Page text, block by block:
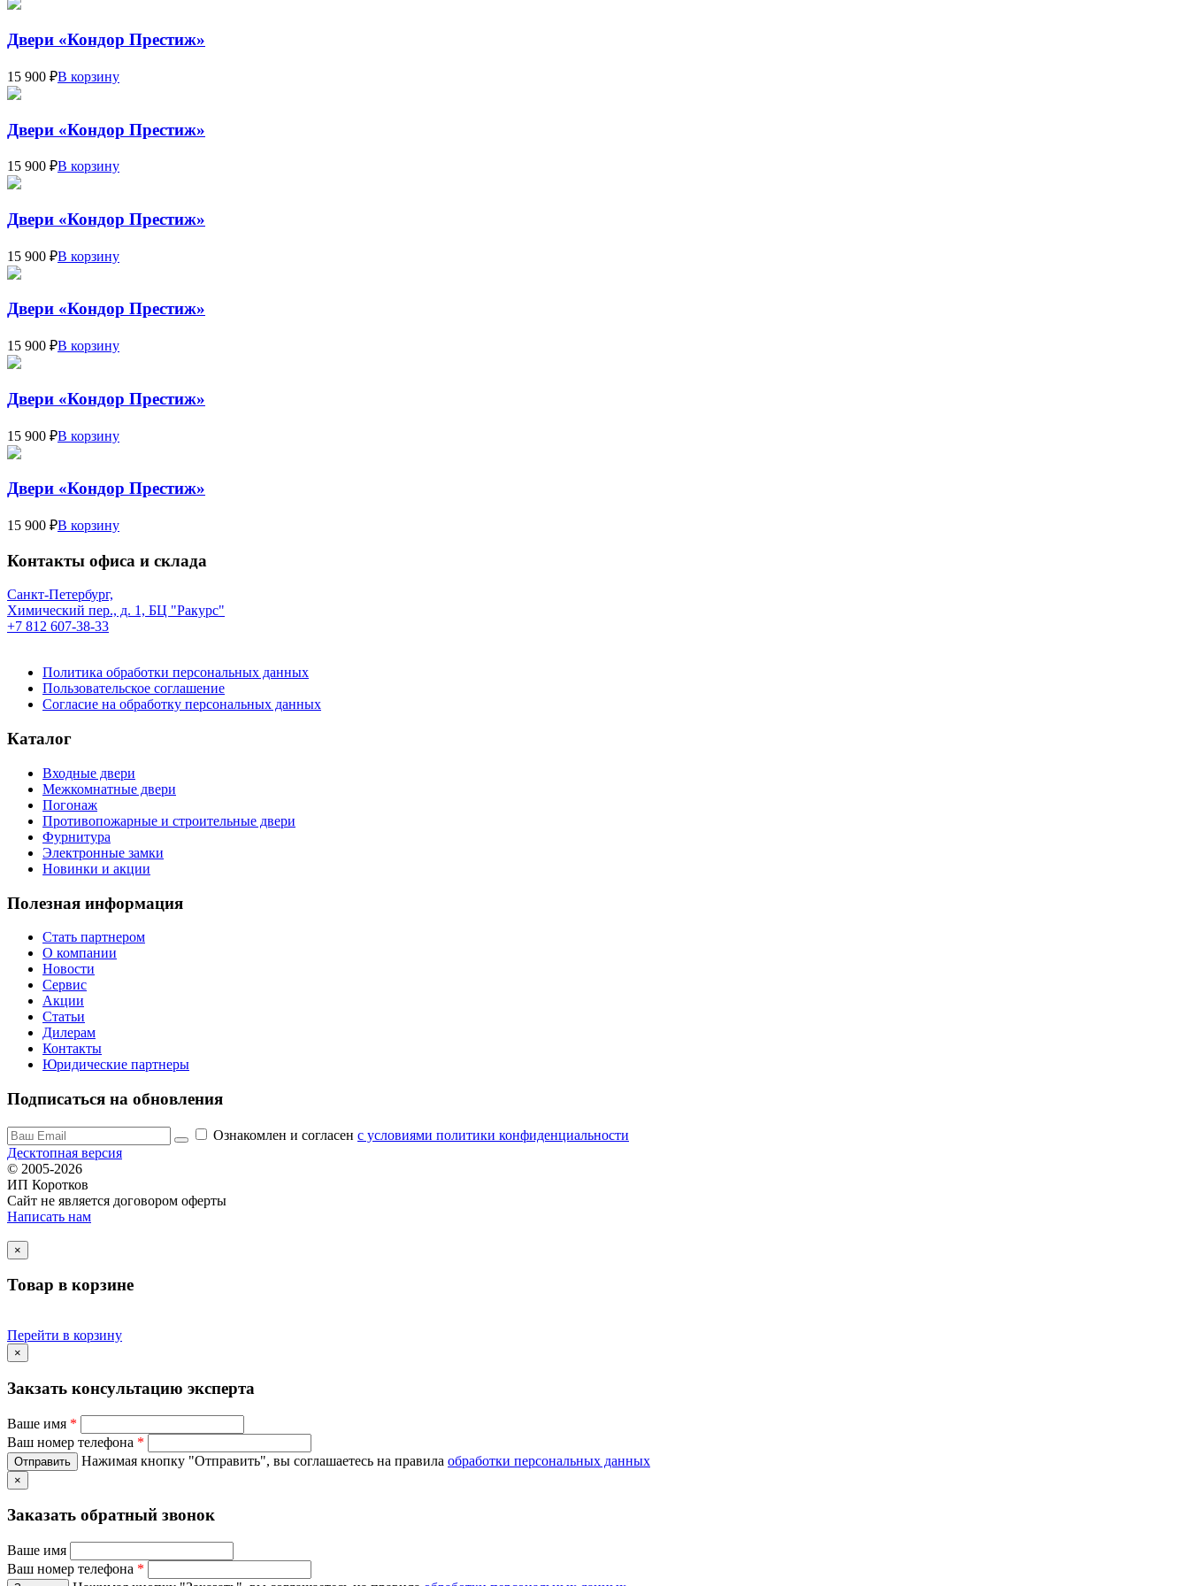
Двери «Кондор Престиж»
15 900 ₽В корзину
Двери «Кондор Престиж»
15 900 ₽В корзину
Двери «Кондор Престиж»
15 900 ₽В корзину
Двери «Кондор Престиж»
15 900 ₽В корзину
Двери «Кондор Престиж»
15 900 ₽В корзину
Двери «Кондор Престиж»
15 900 ₽В корзину
Контакты офиса и склада
Санкт-Петербург,
Химический пер., д. 1, БЦ "Ракурс"
+7 812 607-38-33
Политика обработки персональных данных
Пользовательское соглашение
Согласие на обработку персональных данных
Каталог
Входные двери
Межкомнатные двери
Погонаж
Противопожарные и строительные двери
Фурнитура
Электронные замки
Новинки и акции
Полезная информация
Стать партнером
О компании
Новости
Сервис
Акции
Статьи
Дилерам
Контакты
Юридические партнеры
Подписаться на обновления
Ознакомлен и согласен c условиями политики конфиденциальности
Десктопная версия
© 2005-2026
ИП Коротков
Сайт не является договором оферты
Написать нам
×
Товар в корзине
Перейти в корзину
×
Закзать консультацию эксперта
Ваше имя *
Ваш номер телефона *
Нажимая кнопку "Отправить", вы соглашаетесь на правила обработки персональных данных
×
Заказать обратный звонок
Ваше имя
Ваш номер телефона *